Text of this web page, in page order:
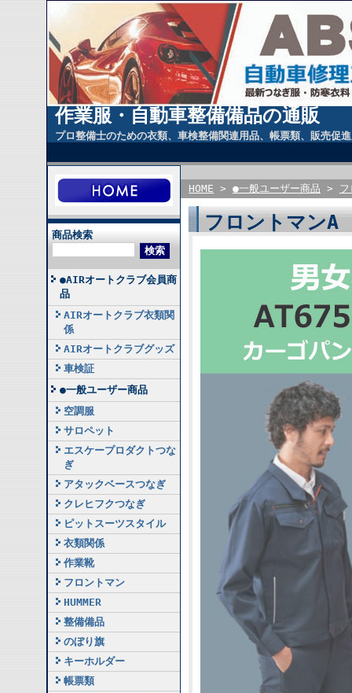
作業服・自動車整備備品の通販
プロ整備士のための衣類、車検整備関連用品、帳票類、販売促
商品検索
●AIRオートクラブ会員商
品
AIRオートクラブ衣類関
係
AIRオートクラブグッズ
車検証
●一般ユーザー商品
空調服
サロペット
エスケープロダクトつな
ぎ
アタックベースつなぎ
クレヒフクつなぎ
ピットスーツスタイル
衣類関係
作業靴
フロントマン
HUMMER
整備備品
のぼり旗
キーホルダー
帳票類
HOME > ●一般ユーザー商品 >
フロントマンA